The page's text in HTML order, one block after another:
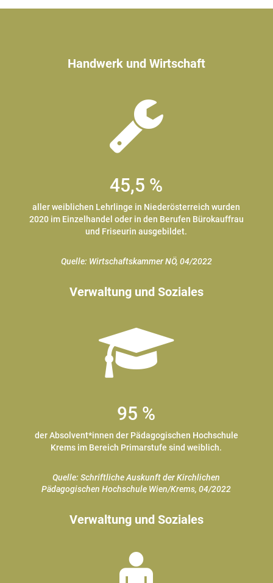
Handwerk und Wirtschaft
45,5 %
aller weiblichen Lehrlinge in Niederösterreich wurden
2020 im Einzelhandel oder in den Berufen Bürokauffrau
und Friseurin ausgebildet.
Quelle: Wirtschaftskammer NÖ, 04/2022
Verwaltung und Soziales
95 %
der Absolvent*innen der Pädagogischen Hochschule
Krems im Bereich Primarstufe sind weiblich.
Quelle: Schriftliche Auskunft der Kirchlichen
Pädagogischen Hochschule Wien/Krems, 04/2022
Verwaltung und Soziales